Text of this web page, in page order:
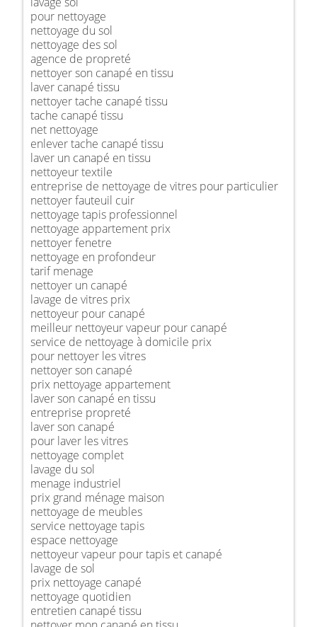
pour nettoyage
nettoyage du sol
nettoyage des sol
agence de propreté
nettoyer son canapé en tissu
laver canapé tissu
nettoyer tache canapé tissu
tache canapé tissu
net nettoyage
enlever tache canapé tissu
laver un canapé en tissu
nettoyeur textile
entreprise de nettoyage de vitres pour particulier
nettoyer fauteuil cuir
nettoyage tapis professionnel
nettoyage appartement prix
nettoyer fenetre
nettoyage en profondeur
tarif menage
nettoyer un canapé
lavage de vitres prix
nettoyeur pour canapé
meilleur nettoyeur vapeur pour canapé
service de nettoyage à domicile prix
pour nettoyer les vitres
nettoyer son canapé
prix nettoyage appartement
laver son canapé en tissu
entreprise propreté
laver son canapé
pour laver les vitres
nettoyage complet
lavage du sol
menage industriel
prix grand ménage maison
nettoyage de meubles
service nettoyage tapis
espace nettoyage
nettoyeur vapeur pour tapis et canapé
lavage de sol
prix nettoyage canapé
nettoyage quotidien
entretien canapé tissu